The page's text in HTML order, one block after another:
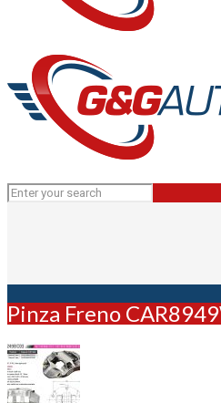
Pinza Freno